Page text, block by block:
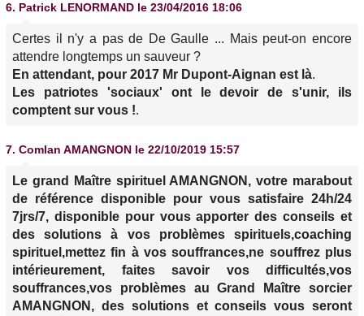
6. Patrick LENORMAND le 23/04/2016 18:06
Certes il n'y a pas de De Gaulle ... Mais peut-on encore
attendre longtemps un sauveur ?
En attendant, pour 2017 Mr Dupont-Aignan est là.
Les patriotes 'sociaux' ont le devoir de s'unir, ils
comptent sur vous !.
7. Comlan AMANGNON le 22/10/2019 15:57
Le grand Maître spirituel AMANGNON, votre marabout
de référence disponible pour vous satisfaire 24h/24
7jrs/7, disponible pour vous apporter des conseils et
des solutions à vos problèmes spirituels,coaching
spirituel,mettez fin à vos souffrances,ne souffrez plus
intérieurement, faites savoir vos difficultés,vos
souffrances,vos problèmes au Grand Maître sorcier
AMANGNON, des solutions et conseils vous seront